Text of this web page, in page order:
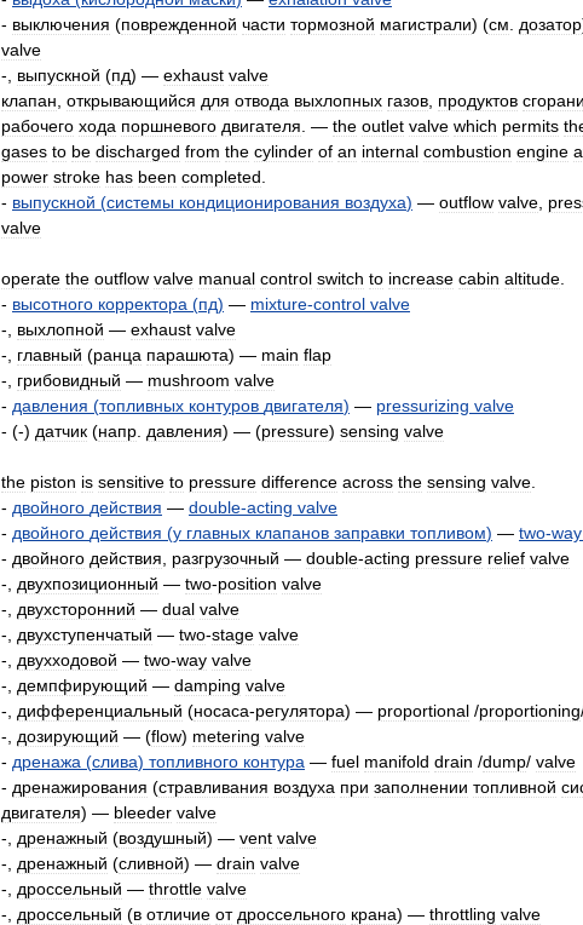
- выключения (поврежденной части тормозной магистрали) (см дозатор
valve
-, выпускной (пд) — exhaust valve
клапан открывающийся для отвода выхлопных газов продуктов
рабочего хода поршневого двигателя . — the outlet valve which permits
gases to be discharged from the cylinder of an internal combustion engine
power stroke has been completed
- выпускной (системы кондиционирования воздуха) — outflow valve
valve
operate the outflow valve manual control switch to increase cabin altitude
- высотного корректора (пд) — mixture-control valve
-, выхлопной — exhaust valve
-, главный (ранца парашюта) — main flap
-, грибовидный — mushroom valve
- давления (топливных контуров двигателя) — pressurizing valve
- (-) датчик (напр давления) — (pressure) sensing valve
the piston is sensitive to pressure difference across the sensing valve
- двойного действия — double-acting valve
- двойного действия (у главных клапанов заправки топливом) — two-way
- двойного действия разгрузочный — double-acting pressure relief valve
-, двухпозиционный — two-position valve
-, двухсторонний — dual valve
-, двухступенчатый — two-stage valve
-, двухходовой — two-way valve
-, демпфирующий — damping valve
-, дифференциальный (носаca-регулятора) — proportional /proportioning
-, дозирующий — (flow) metering valve
- дренажа (слива) топливного контура — fuel manifold drain /dump/ valve
- дренажирования (стравливания воздуха при заполнении топливной
двигателя) — bleeder valve
-, дренажный (воздушный) — vent valve
-, дренажный (сливной) — drain valve
-, дроссельный — throttle valve
-, дроссельный (в отличие от дроссельного крана) — throttling valve